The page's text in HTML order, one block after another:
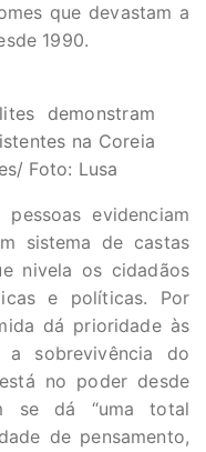
que devastam a
1990.
demonstram
na Coreia
Foto: Lusa
evidenciam
sistema de castas
nivela os cidadãos
e políticas. Por
dá prioridade às
a sobrevivência do
no poder desde
se dá “uma total
de pensamento,